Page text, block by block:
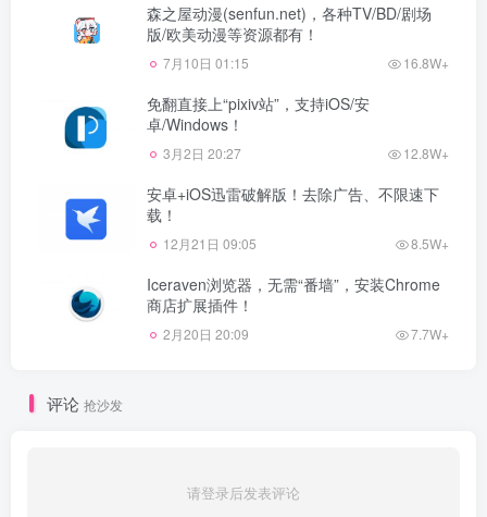
森之屋动漫(senfun.net)，各种TV/BD/剧场
版/欧美动漫等资源都有！
7月10日 01:15 16.8W+
免翻直接上“pixiv站”，支持iOS/安
卓/Windows！
3月2日 20:27 12.8W+
安卓+iOS迅雷破解版！去除广告、不限速下
载！
12月21日 09:05 8.5W+
Iceraven浏览器，无需“番墙”，安装Chrome
商店扩展插件！
2月20日 20:09 7.7W+
评论 抢沙发
请登录后发表评论